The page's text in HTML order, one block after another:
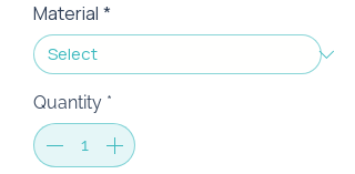
Material *
Quantity *